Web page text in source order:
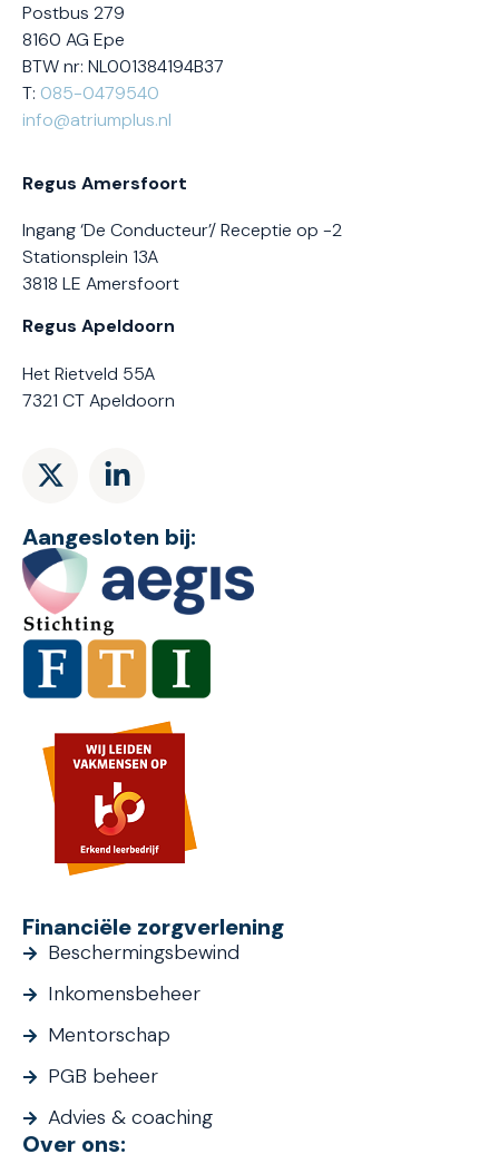
Postbus 279
8160 AG Epe
BTW nr: NL001384194B37
T: 085-0479540
info@atriumplus.nl
Regus Amersfoort
Ingang ‘De Conducteur’/ Receptie op -2
Stationsplein 13A
3818 LE Amersfoort
Regus Apeldoorn
Het Rietveld 55A
7321 CT Apeldoorn
Aangesloten bij:
Financiële zorgverlening
Beschermingsbewind
Inkomensbeheer
Mentorschap
PGB beheer
Advies & coaching
Over ons: